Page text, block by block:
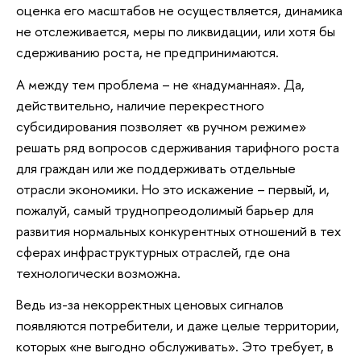
оценка его масштабов не осуществляется, динамика
не отслеживается, меры по ликвидации, или хотя бы
сдерживанию роста, не предпринимаются.
А между тем проблема – не «надуманная». Да,
действительно, наличие перекрестного
субсидирования позволяет «в ручном режиме»
решать ряд вопросов сдерживания тарифного роста
для граждан или же поддерживать отдельные
отрасли экономики. Но это искажение – первый, и,
пожалуй, самый труднопреодолимый барьер для
развития нормальных конкурентных отношений в тех
сферах инфраструктурных отраслей, где она
технологически возможна.
Ведь из-за некорректных ценовых сигналов
появляются потребители, и даже целые территории,
которых «не выгодно обслуживать». Это требует, в